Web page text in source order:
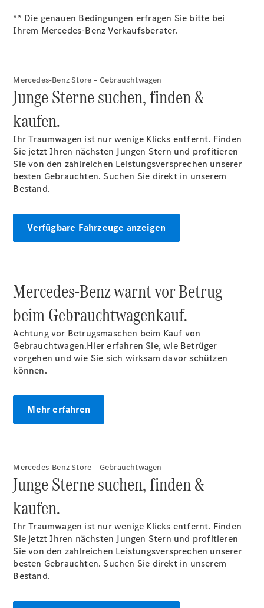
Privatkunden
Leasing
Finanzierung
Gewerbekunden
Kurzfristig
V-Klasse
V-Klasse
Marco Polo
Limousinen
CLA mit EQ-
Der neue
EQE
Limousine -
elektrisch
C-Klasse
Limousine
elektrisch
E-Klasse
Limousine
S-Klasse
Lang
Mercedes-
Maybach S-
** Die genauen Bedingungen erfragen Sie bitte bei
Ihrem Mercedes-Benz Verkaufsberater.
Mercedes-Benz Store – Gebrauchtwagen
Junge Sterne suchen, finden &
kaufen.
Ihr Traumwagen ist nur wenige Klicks entfernt. Finden
Sie jetzt Ihren nächsten Jungen Stern und profitieren
Sie von den zahlreichen Leistungsversprechen unserer
besten Gebrauchten. Suchen Sie direkt in unserem
Bestand.
Verfügbare Fahrzeuge anzeigen
Mercedes-Benz warnt vor Betrug
beim Gebrauchtwagenkauf.
Achtung vor Betrugsmaschen beim Kauf von
Gebrauchtwagen.Hier erfahren Sie, wie Betrüger
vorgehen und wie Sie sich wirksam davor schützen
können.
Mehr erfahren
Mercedes-Benz Store – Gebrauchtwagen
Junge Sterne suchen, finden &
kaufen.
Ihr Traumwagen ist nur wenige Klicks entfernt. Finden
Sie jetzt Ihren nächsten Jungen Stern und profitieren
Sie von den zahlreichen Leistungsversprechen unserer
besten Gebrauchten. Suchen Sie direkt in unserem
Bestand.